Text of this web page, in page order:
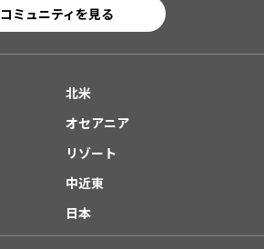
コミュニティを見る
北米
オセアニア
リゾート
中近東
日本